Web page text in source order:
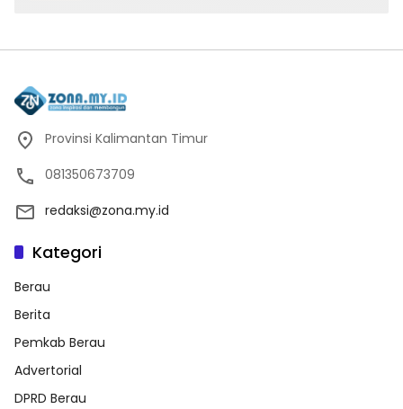
Provinsi Kalimantan Timur
081350673709
redaksi@zona.my.id
Kategori
Berau
Berita
Pemkab Berau
Advertorial
DPRD Berau